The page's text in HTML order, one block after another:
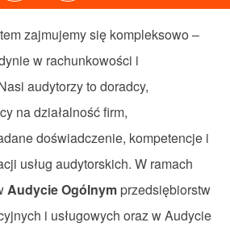
via
via
zajmujemy się kompleksowo –
w rachunkowości i
audytorzy to doradcy,
na działalność firm,
doświadczenie, kompetencje i
usług audytorskich. W ramach
Audycie Ogólnymprzedsiębiorstw
i usługowych oraz w Audycie